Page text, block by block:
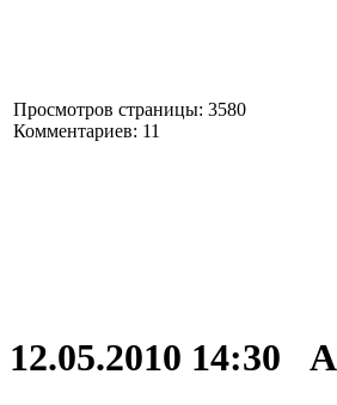
Просмотров страницы: 3580
Комментариев: 11
12.05.2010 14:30